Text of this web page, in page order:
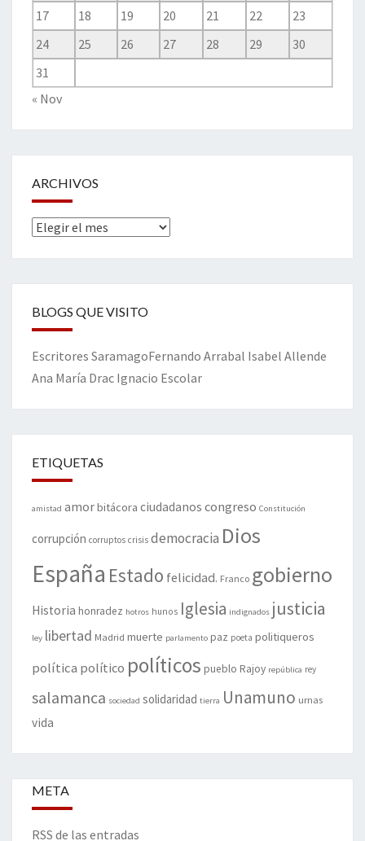
17
18 19 20 21 22
23
24
25 26 27 28 29
30
31
« Nov
ARCHIVOS
Archivos
BLOGS QUE VISITO
Escritores SaramagoFernando Arrabal Isabel Allende
Ana María Drac Ignacio Escolar
ETIQUETAS
amistad amorbitácora ciudadanos congreso Constitución
corrupción corruptos crisis democracia Dios
España Estado felicidad. Franco gobierno
Historia honradez hotros hunos Iglesia indignados justicia
ley libertad Madrid muerte parlamento paz poeta politiqueros
política político políticos pueblo Rajoy república rey
salamanca sociedad solidaridad tierra Unamuno urnas
vida
META
RSS de las entradas